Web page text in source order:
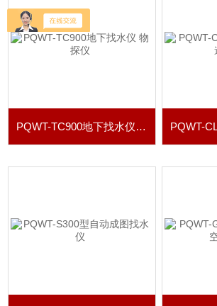
PQWT-TC900地下找水仪 物探仪